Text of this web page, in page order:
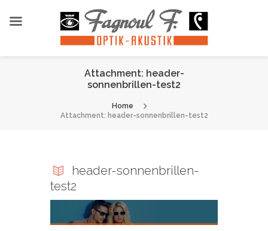
Attachment: header-
sonnenbrillen-test2
Home
Attachment: header-sonnenbrillen-test2
header-sonnenbrillen-
test2